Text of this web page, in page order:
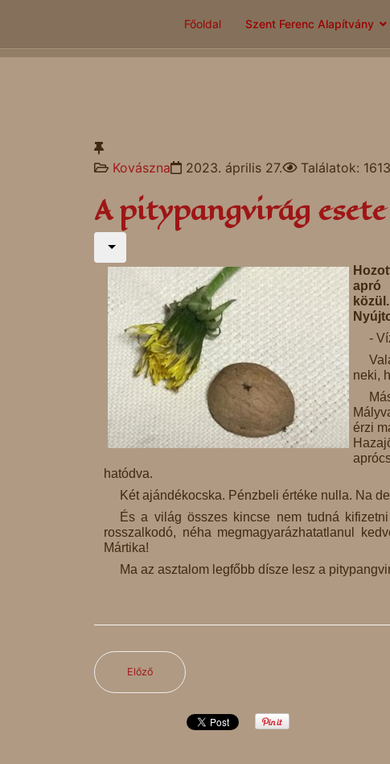
Főoldal Szent Ferenc Alapítvány
Kovászna 2023. április 27. Találatok: 1613
A pitypangvirág
apró
-
neki,
érzi
hatódva.
Két ajándékocska. Pénzbeli értéke nulla. Na
És a világ összes kincse nem tudná
rosszalkodó, néha megmagyarázhatatlanul
Mártika!
Ma az asztalom legfőbb dísze lesz a
Előző